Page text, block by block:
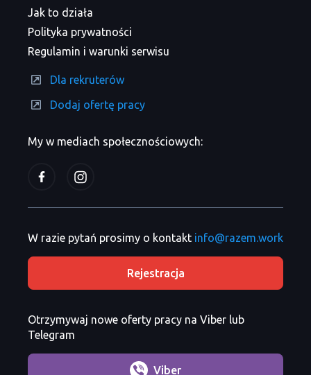
My w mediach społecznościowych:
Jak to działa
Polityka prywatności
Regulamin i warunki serwisu
Dla rekruterów
Dodaj ofertę pracy
W razie pytań prosimy o kontakt info@razem.work
Rejestracja
Otrzymywaj nowe oferty pracy na Viber lub
Telegram
Viber